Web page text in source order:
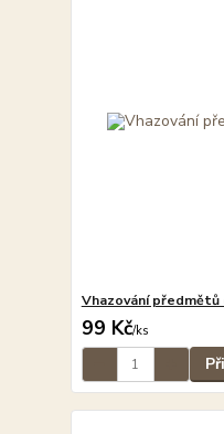
Vhazování předmětů
99 Kč/ks